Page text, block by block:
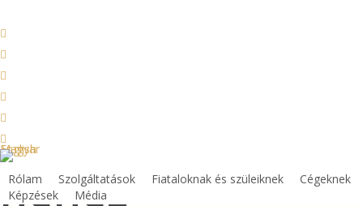
to
main
content
facebook
linkedin
youtube
instagram
phone
email
English
Magyar
Rólam
Szolgáltatások Fiataloknak és szüleiknek
Cégeknek
Képzések
Média
Tegyük fel a
nehéz